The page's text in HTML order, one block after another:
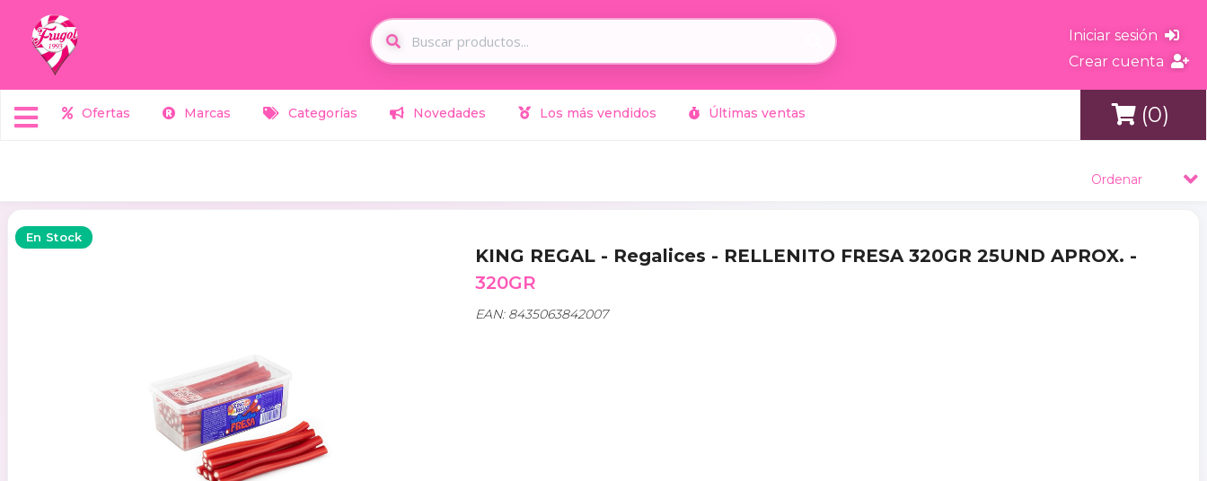
Iniciar sesión
Crear cuenta
Ofertas Marcas Categorías Novedades Los más vendidos Últimas ventas (0)
Ordenar
En Stock
KING REGAL - Regalices - RELLENITO FRESA 320GR 25UND APROX. -
320GR
EAN: 8435063842007